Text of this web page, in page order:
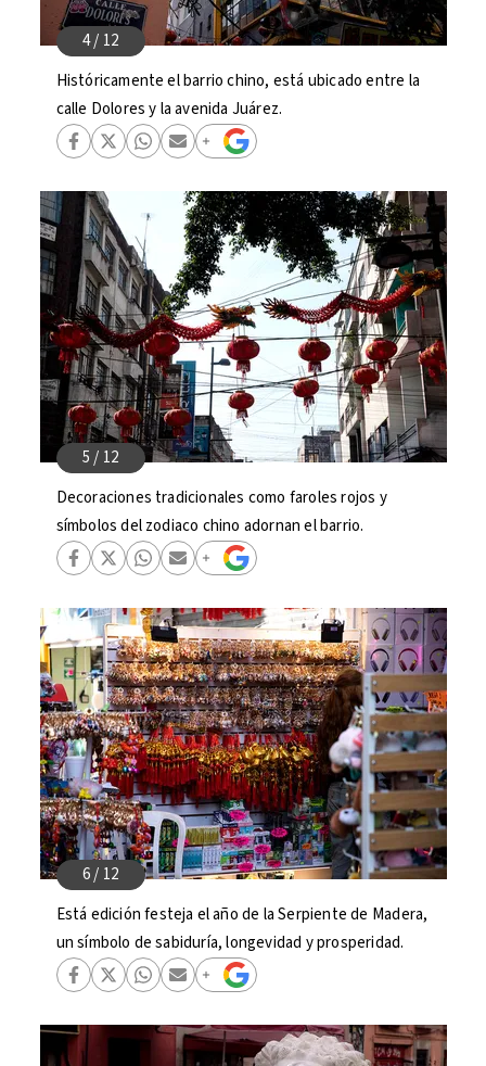
Históricamente el barrio chino, está ubicado entre la
calle Dolores y la avenida Juárez.
Decoraciones tradicionales como faroles rojos y
símbolos del zodiaco chino adornan el barrio.
Está edición festeja el año de la Serpiente de Madera,
un símbolo de sabiduría, longevidad y prosperidad.